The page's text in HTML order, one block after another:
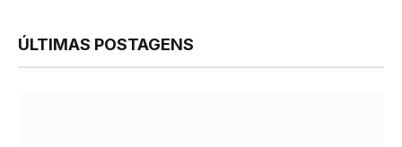
ÚLTIMAS POSTAGENS